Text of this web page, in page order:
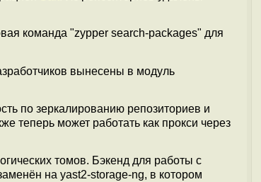
команда "zypper search-packages" для
вынесены в модуль
по зеркалированию репозиториев и
теперь может работать как прокси через
томов. Бэкенд для работы с
на yast2-storage-ng, в котором